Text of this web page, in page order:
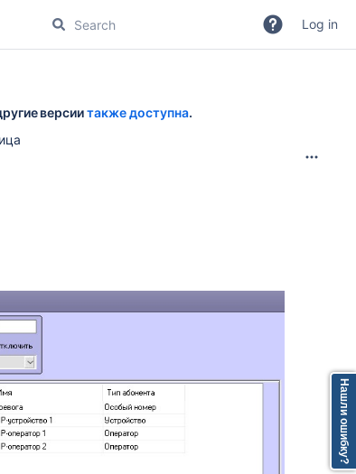
Log in
версиитакже доступна.
Нашли ошибку?